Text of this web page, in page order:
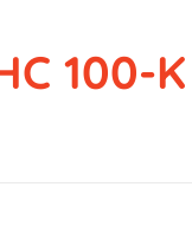
100-K